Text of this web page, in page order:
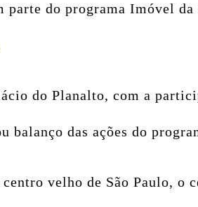
parte do programa Imóvel da
do Planalto, com a
balanço das ações do
centro velho de São Paulo,